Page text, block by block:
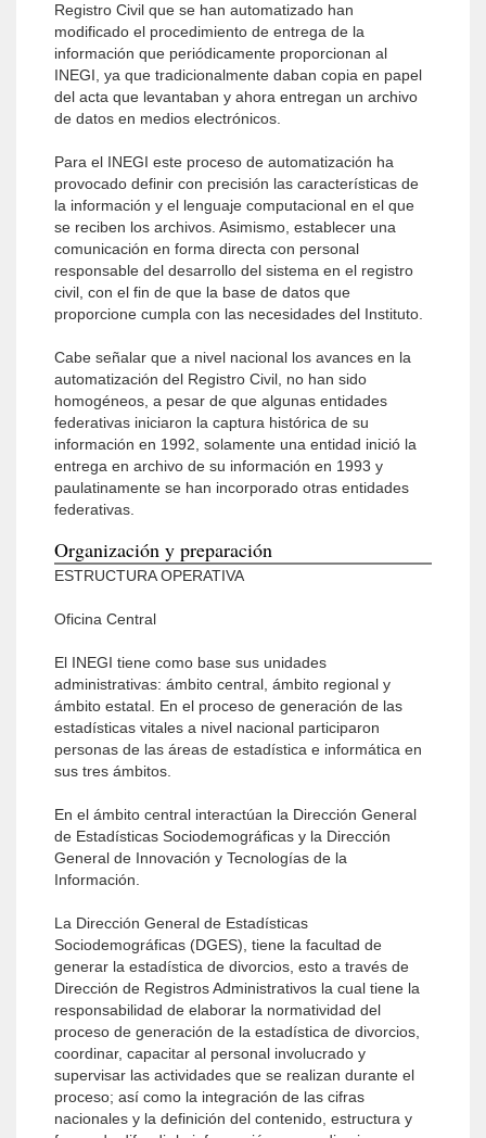
Registro Civil que se han automatizado han
modificado el procedimiento de entrega de la
información que periódicamente proporcionan al
INEGI, ya que tradicionalmente daban copia en papel
del acta que levantaban y ahora entregan un archivo
de datos en medios electrónicos.
Para el INEGI este proceso de automatización ha
provocado definir con precisión las características de
la información y el lenguaje computacional en el que
se reciben los archivos. Asimismo, establecer una
comunicación en forma directa con personal
responsable del desarrollo del sistema en el registro
civil, con el fin de que la base de datos que
proporcione cumpla con las necesidades del Instituto.
Cabe señalar que a nivel nacional los avances en la
automatización del Registro Civil, no han sido
homogéneos, a pesar de que algunas entidades
federativas iniciaron la captura histórica de su
información en 1992, solamente una entidad inició la
entrega en archivo de su información en 1993 y
paulatinamente se han incorporado otras entidades
federativas.
Organización y preparación
ESTRUCTURA OPERATIVA
Oficina Central
El INEGI tiene como base sus unidades
administrativas: ámbito central, ámbito regional y
ámbito estatal. En el proceso de generación de las
estadísticas vitales a nivel nacional participaron
personas de las áreas de estadística e informática en
sus tres ámbitos.
En el ámbito central interactúan la Dirección General
de Estadísticas Sociodemográficas y la Dirección
General de Innovación y Tecnologías de la
Información.
La Dirección General de Estadísticas
Sociodemográficas (DGES), tiene la facultad de
generar la estadística de divorcios, esto a través de
Dirección de Registros Administrativos la cual tiene la
responsabilidad de elaborar la normatividad del
proceso de generación de la estadística de divorcios,
coordinar, capacitar al personal involucrado y
supervisar las actividades que se realizan durante el
proceso; así como la integración de las cifras
nacionales y la definición del contenido, estructura y